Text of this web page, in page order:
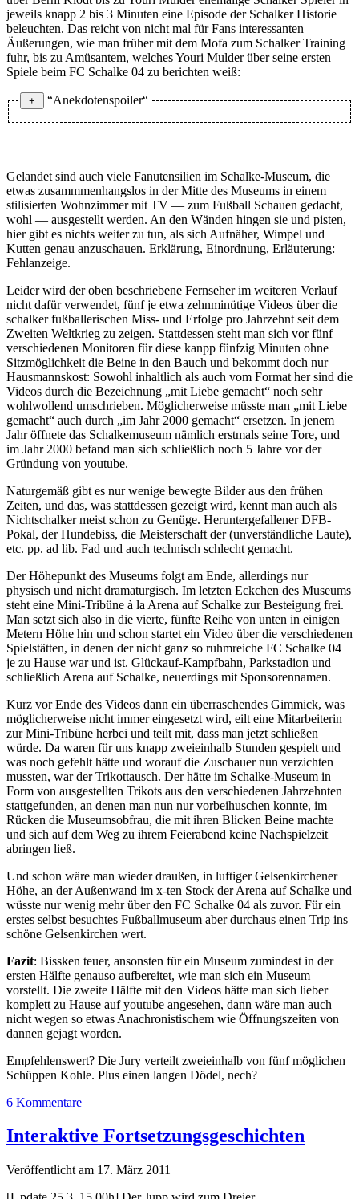
jeweils knapp 2 bis 3 Minuten eine Episode der Schalker Historie
beleuchten. Das reicht von nicht mal für Fans interessanten
Äußerungen, wie man früher mit dem Mofa zum Schalker Training
fuhr, bis zu Amüsantem, welches Youri Mulder über seine ersten
Spiele beim FC Schalke 04 zu berichten weiß:
“Anekdotenspoiler“
Pflichtspiel prompt gegen jenes Wattenscheid und ging noch
prompter gar mit 0:3 im Ruhrstadion verloren. Viele Schalker
Anhänger weinten darob hemmungslos, worauf Mulders extra
angereister Vater seinen Sohn fragte, bei was für einem Verein
er denn hier gelandet sei. Die Antwort auf diese gar nicht
rhetorische Frage bleiben sowohl Mulder als auch das
Museum leider schuldig.
Gelandet sind auch viele Fanutensilien im Schalke-Museum, die
etwas zusammmenhangslos in der Mitte des Museums in einem
stilisierten Wohnzimmer mit TV — zum Fußball Schauen gedacht,
wohl — ausgestellt werden. An den Wänden hingen sie und pisten,
hier gibt es nichts weiter zu tun, als sich Aufnäher, Wimpel und
Kutten genau anzuschauen. Erklärung, Einordnung, Erläuterung:
Fehlanzeige.
Leider wird der oben beschriebene Fernseher im weiteren Verlauf
nicht dafür verwendet, fünf je etwa zehnminütige Videos über die
schalker fußballerischen Miss- und Erfolge pro Jahrzehnt seit dem
Zweiten Weltkrieg zu zeigen. Stattdessen steht man sich vor fünf
verschiedenen Monitoren für diese kanpp fünfzig Minuten ohne
Sitzmöglichkeit die Beine in den Bauch und bekommt doch nur
Hausmannskost: Sowohl inhaltlich als auch vom Format her sind die
Videos durch die Bezeichnung „mit Liebe gemacht“ noch sehr
wohlwollend umschrieben. Möglicherweise müsste man „mit Liebe
gemacht“ auch durch „im Jahr 2000 gemacht“ ersetzen. In jenem
Jahr öffnete das Schalkemuseum nämlich erstmals seine Tore, und
im Jahr 2000 befand man sich schließlich noch 5 Jahre vor der
Gründung von youtube.
Naturgemäß gibt es nur wenige bewegte Bilder aus den frühen
Zeiten, und das, was stattdessen gezeigt wird, kennt man auch als
Nichtschalker meist schon zu Genüge. Heruntergefallener DFB-
Pokal, der Hundebiss, die Meisterschaft der (unverständliche Laute),
etc. pp. ad lib. Fad und auch technisch schlecht gemacht.
Der Höhepunkt des Museums folgt am Ende, allerdings nur
physisch und nicht dramaturgisch. Im letzten Eckchen des Museums
steht eine Mini-Tribüne à la Arena auf Schalke zur Besteigung frei.
Man setzt sich also in die vierte, fünfte Reihe von unten in einigen
Metern Höhe hin und schon startet ein Video über die verschiedenen
Spielstätten, in denen der nicht ganz so ruhmreiche FC Schalke 04
je zu Hause war und ist. Glückauf-Kampfbahn, Parkstadion und
schließlich Arena auf Schalke, neuerdings mit Sponsorennamen.
Kurz vor Ende des Videos dann ein überraschendes Gimmick, was
möglicherweise nicht immer eingesetzt wird, eilt eine Mitarbeiterin
zur Mini-Tribüne herbei und teilt mit, dass man jetzt schließen
würde. Da waren für uns knapp zweieinhalb Stunden gespielt und
was noch gefehlt hätte und worauf die Zuschauer nun verzichten
mussten, war der Trikottausch. Der hätte im Schalke-Museum in
Form von ausgestellten Trikots aus den verschiedenen Jahrzehnten
stattgefunden, an denen man nun nur vorbeihuschen konnte, im
Rücken die Museumsobfrau, die mit ihren Blicken Beine machte
und sich auf dem Weg zu ihrem Feierabend keine Nachspielzeit
abringen ließ.
Und schon wäre man wieder draußen, in luftiger Gelsenkirchener
Höhe, an der Außenwand im x-ten Stock der Arena auf Schalke und
wüsste nur wenig mehr über den FC Schalke 04 als zuvor. Für ein
erstes selbst besuchtes Fußballmuseum aber durchaus einen Trip ins
schöne Gelsenkirchen wert.
Fazit: Bissken teuer, ansonsten für ein Museum zumindest in der
ersten Hälfte genauso aufbereitet, wie man sich ein Museum
vorstellt. Die zweite Hälfte mit den Videos hätte man sich lieber
komplett zu Hause auf youtube angesehen, dann wäre man auch
nicht wegen so etwas Anachronistischem wie Öffnungszeiten von
dannen gejagt worden.
Empfehlenswert? Die Jury verteilt zweieinhalb von fünf möglichen
Schüppen Kohle. Plus einen langen Dödel, nech?
6 Kommentare
Interaktive Fortsetzungsgeschichten
Veröffentlicht am 17. März 2011